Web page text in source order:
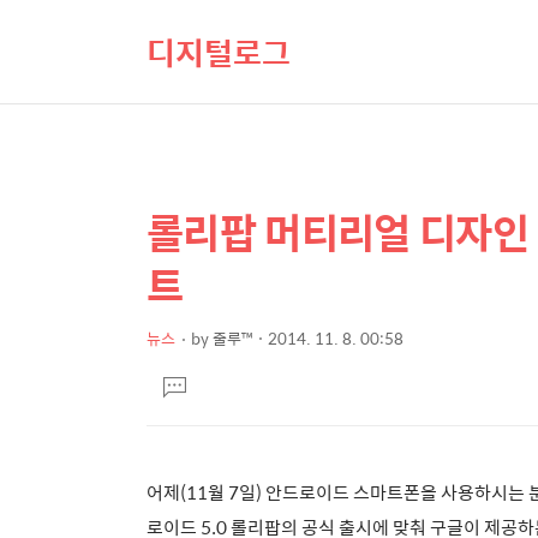
디지털로그
상
세
컨
텐
본
문
제
롤리팝 머티리얼 디자
트
뉴스 by줄루™ 2014. 11. 8. 00:58
문댓
글
어제(11월 7일) 안드로이드 스마트폰을 사용하시는
로이드 5.0 롤리팝의 공식 출시에 맞춰 구글이 제공